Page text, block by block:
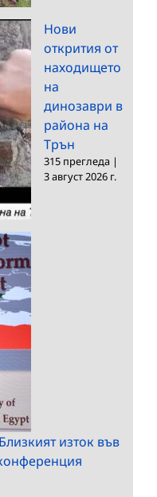
Нови
открития от
находището
на
динозаври в
района на
Трън
315 прегледа |
3 август 2026 г.
изток във